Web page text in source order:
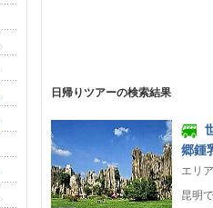
日帰りツアーの検索結果
郷鍾
エリア
昆明